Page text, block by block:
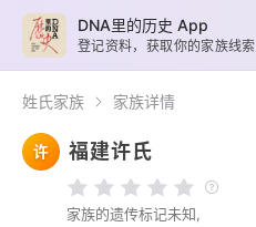
姓氏家族 家族详情
许 福建许氏
家族的遗传标记未知,
DNA里的历史 App
登记资料，获取你的家族线索